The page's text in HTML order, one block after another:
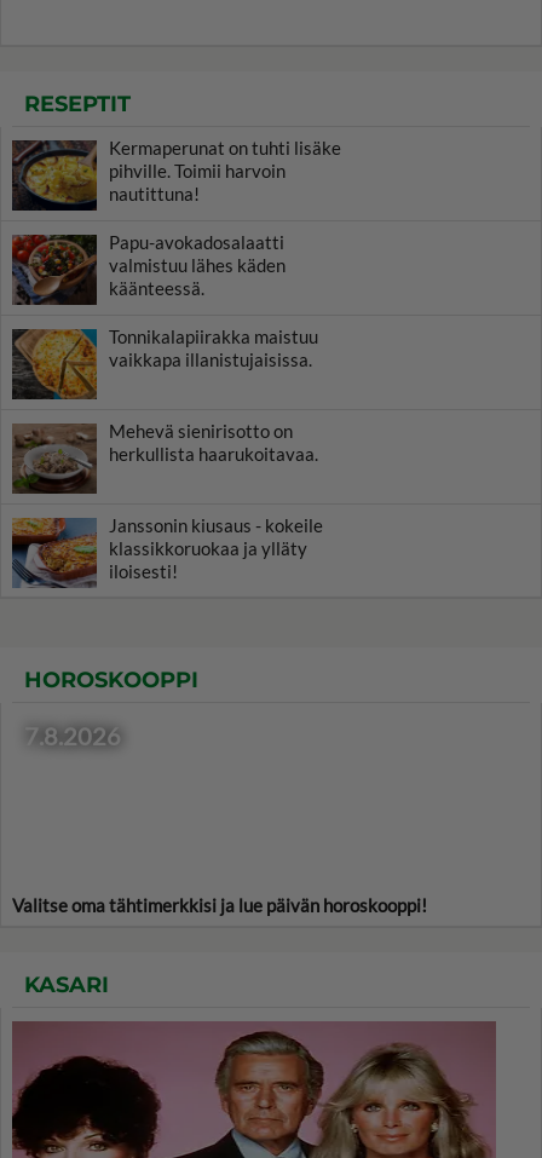
RESEPTIT
Kermaperunat on tuhti lisäke
pihville. Toimii harvoin
nautittuna!
Papu-avokadosalaatti
valmistuu lähes käden
käänteessä.
Tonnikalapiirakka maistuu
vaikkapa illanistujaisissa.
Mehevä sienirisotto on
herkullista haarukoitavaa.
Janssonin kiusaus - kokeile
klassikkoruokaa ja ylläty
iloisesti!
HOROSKOOPPI
7.8.2026
Valitse oma tähtimerkkisi ja lue päivän horoskooppi!
KASARI